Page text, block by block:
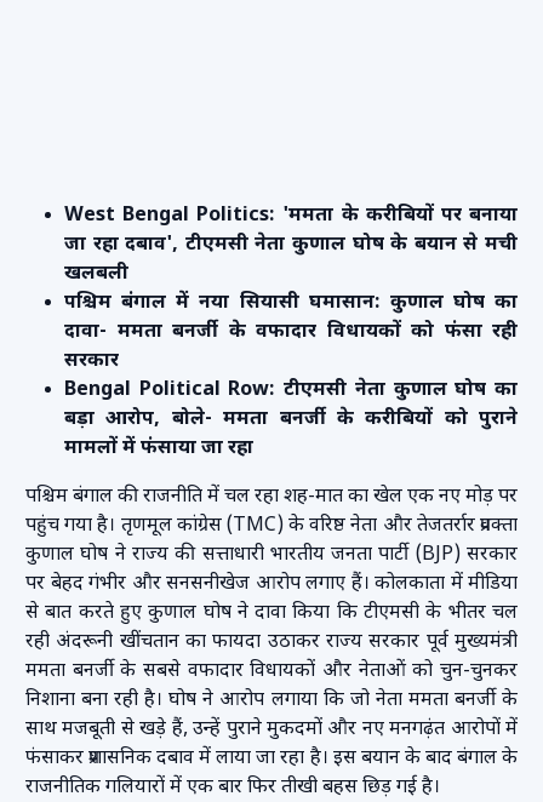
West Bengal Politics: 'ममता के करीबियों पर बनाया
जा रहा दबाव', टीएमसी नेता कुणाल घोष के बयान से मची
खलबली
पश्चिम बंगाल में नया सियासी घमासान: कुणाल घोष का
दावा- ममता बनर्जी के वफादार विधायकों को फंसा रही
सरकार
Bengal Political Row: टीएमसी नेता कुणाल घोष का
बड़ा आरोप, बोले- ममता बनर्जी के करीबियों को पुराने
मामलों में फंसाया जा रहा
पश्चिम बंगाल की राजनीति में चल रहा शह-मात का खेल एक नए मोड़ पर
पहुंच गया है। तृणमूल कांग्रेस (TMC) के वरिष्ठ नेता और तेजतर्रार प्रवक्ता
कुणाल घोष ने राज्य की सत्ताधारी भारतीय जनता पार्टी (BJP) सरकार
पर बेहद गंभीर और सनसनीखेज आरोप लगाए हैं। कोलकाता में मीडिया
से बात करते हुए कुणाल घोष ने दावा किया कि टीएमसी के भीतर चल
रही अंदरूनी खींचतान का फायदा उठाकर राज्य सरकार पूर्व मुख्यमंत्री
ममता बनर्जी के सबसे वफादार विधायकों और नेताओं को चुन-चुनकर
निशाना बना रही है। घोष ने आरोप लगाया कि जो नेता ममता बनर्जी के
साथ मजबूती से खड़े हैं, उन्हें पुराने मुकदमों और नए मनगढ़ंत आरोपों में
फंसाकर प्रशासनिक दबाव में लाया जा रहा है। इस बयान के बाद बंगाल के
राजनीतिक गलियारों में एक बार फिर तीखी बहस छिड़ गई है।